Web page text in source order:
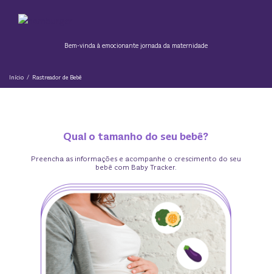
Pular para o conteúdo principal
Bem-vinda à emocionante jornada da maternidade
Início / Rastreador de Bebê
Qual o tamanho do seu bebê?
Preencha as informações e acompanhe o crescimento do seu
bebê com Baby Tracker.